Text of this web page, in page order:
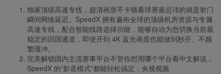
独家顶级高速专线，超清画质不卡顿看球赛最忌讳的就是射门
瞬间网络延迟。SpeedX 拥有遍布全球的顶级机房资源与专属
高速专线，配合智能线路选择功能，能够自动为您切换当前最
稳定的回国通道，即使开到 4K 蓝光画质也能做到秒开、不频
繁缓冲。
完美解锁国内主流赛事平台不管你想用哪个平台看中文解说，
SpeedX 的“影音模式”都能轻松搞定：央视视频